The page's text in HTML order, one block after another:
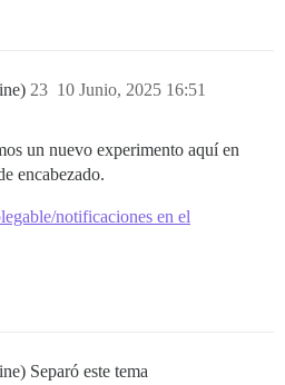
10 Junio, 2025 16:51
23
un nuevo experimento aquí en
encabezado.
notificaciones en el
Separó este tema